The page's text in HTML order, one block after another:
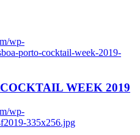
wp-
porto-cocktail-week-2019-
WEEK 2019
wp-
335x256.jpg